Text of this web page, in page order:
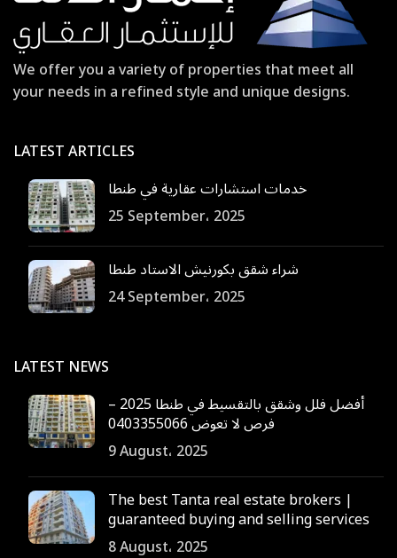
We offer you a variety of properties that meet all
your needs in a refined style and unique designs.
LATEST ARTICLES
خدمات استشارات عقارية في طنطا
25 September، 2025
شراء شقق بكورنيش الاستاد طنطا
24 September، 2025
LATEST NEWS
أفضل فلل وشقق بالتقسيط في طنطا 2025 –
فرص لا تعوض 0403355066
9 August، 2025
The best Tanta real estate brokers |
guaranteed buying and selling services
8 August، 2025